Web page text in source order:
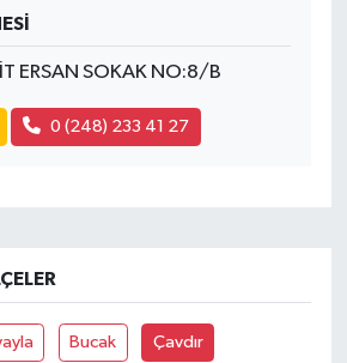
ERSAN SOKAK NO:8/B
0 (248) 233 41 27
Bucak Çavdır